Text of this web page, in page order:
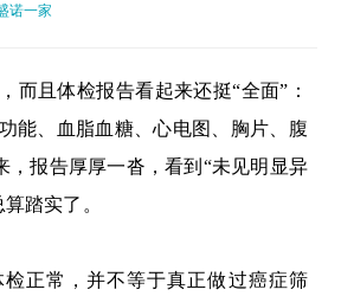
诺一家
而且体检报告看起来还挺“全面”：
能、血脂血糖、心电图、胸片、腹
，报告厚厚一沓，看到“未见明显异
踏实了。
正常，并不等于真正做过癌症筛